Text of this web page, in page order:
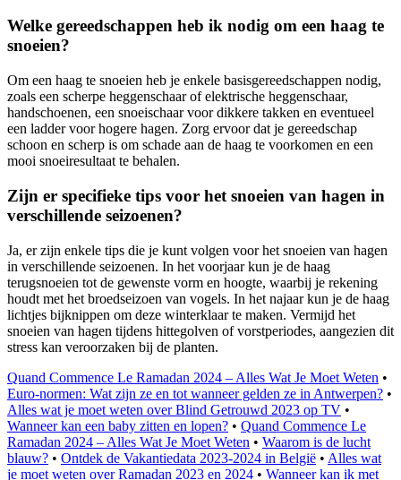
Welke gereedschappen heb ik nodig om een haag te
snoeien?
Om een haag te snoeien heb je enkele basisgereedschappen nodig,
zoals een scherpe heggenschaar of elektrische heggenschaar,
handschoenen, een snoeischaar voor dikkere takken en eventueel
een ladder voor hogere hagen. Zorg ervoor dat je gereedschap
schoon en scherp is om schade aan de haag te voorkomen en een
mooi snoeiresultaat te behalen.
Zijn er specifieke tips voor het snoeien van hagen in
verschillende seizoenen?
Ja, er zijn enkele tips die je kunt volgen voor het snoeien van hagen
in verschillende seizoenen. In het voorjaar kun je de haag
terugsnoeien tot de gewenste vorm en hoogte, waarbij je rekening
houdt met het broedseizoen van vogels. In het najaar kun je de haag
lichtjes bijknippen om deze winterklaar te maken. Vermijd het
snoeien van hagen tijdens hittegolven of vorstperiodes, aangezien dit
stress kan veroorzaken bij de planten.
Quand Commence Le Ramadan 2024 – Alles Wat Je Moet Weten •
Euro-normen: Wat zijn ze en tot wanneer gelden ze in Antwerpen? •
Alles wat je moet weten over Blind Getrouwd 2023 op TV •
Wanneer kan een baby zitten en lopen? • Quand Commence Le
Ramadan 2024 – Alles Wat Je Moet Weten • Waarom is de lucht
blauw? • Ontdek de Vakantiedata 2023-2024 in België • Alles wat
je moet weten over Ramadan 2023 en 2024 • Wanneer kan ik met